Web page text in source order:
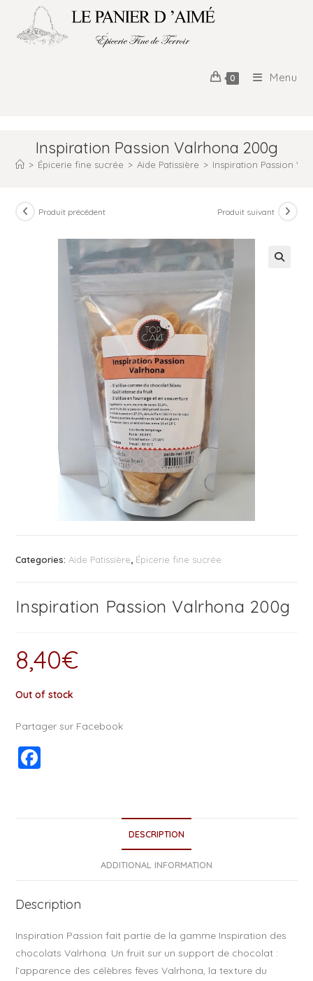
0 Menu
Inspiration Passion Valrhona 200g
> Épicerie fine sucrée > Aide Patissière > Inspiration Passion
Produit précédent Produit suivant
Categories: Aide Patissière Épicerie fine sucrée
Inspiration Passion Valrhona 200g
8,40€
Out of stock
Partager sur Facebook
o
k
DESCRIPTION
ADDITIONAL INFORMATION
Description
Inspiration Passion fait partie de la gamme Inspiration des
chocolats Valrhona. Un fruit sur un support de chocolat :
l’apparence des célèbres fèves Valrhona, la texture du